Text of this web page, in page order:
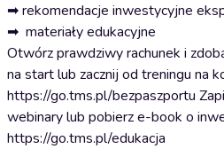
➡ rekomendacje inwestycyjne
➡ materiały edukacyjne
Otwórz prawdziwy rachunek i
na start lub zacznij od treningu na
https://go.tms.pl/bezpaszportu
webinary lub pobierz e-book o
https://go.tms.pl/edukacja